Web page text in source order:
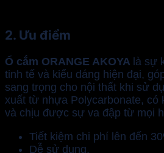
2. Ưu điểm
Ổ cắm ORANGE AKOYA là sự
tinh tế và kiểu dáng hiện đại,
sang trọng cho nội thất khi sử
xuất từ nhựa Polycarbonate, có
và chịu được sự va đập từ mọi
Tiết kiệm chi phí lên đến
Dễ sử dụng.